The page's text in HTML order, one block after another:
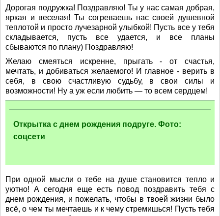
Дорогая подружка! Поздравляю! Ты у нас самая добрая,
яркая и веселая! Ты согреваешь нас своей душевной
теплотой и просто лучезарной улыбкой! Пусть все у тебя
складывается, пусть все удается, и все планы
сбываются по плану) Поздравляю!
Желаю смеяться искренне, прыгать - от счастья,
мечтать, и добиваться желаемого! И главное - верить в
себя, в свою счастливую судьбу, в свои силы и
возможности! Ну а уж если любить — то всем сердцем!
Открытка с днем рождения подруге. Фото:
соцсети
При одной мысли о тебе на душе становится тепло и
уютно! А сегодня еще есть повод поздравить тебя с
днем рождения, и пожелать, чтобы в твоей жизни было
всё, о чем ты мечтаешь и к чему стремишься! Пусть тебя